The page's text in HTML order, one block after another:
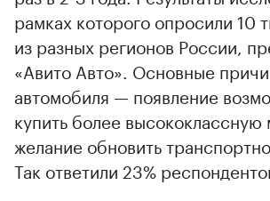
рамках которого опросили 10
из разных регионов России,
«Авито Авто». Основные
автомобиля — появление
купить более
желание обновить
Так ответили 23%